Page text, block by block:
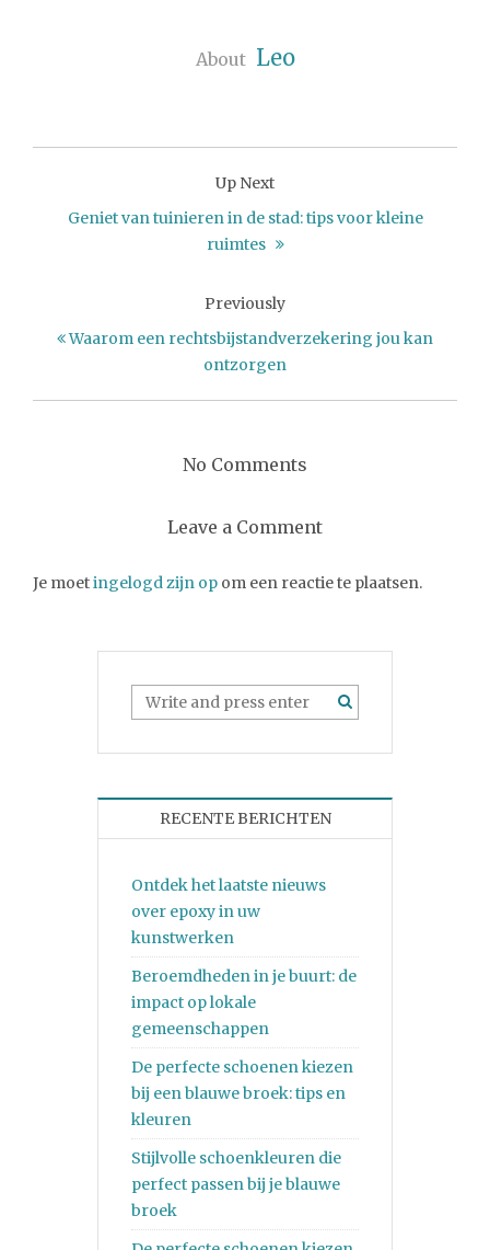
About Leo
Up Next
Geniet van tuinieren in de stad: tips voor kleine
ruimtes
Previously
Waarom een rechtsbijstandverzekering jou kan
ontzorgen
No Comments
Leave a Comment
Je moetingelogd zijn op om een reactie te plaatsen.
RECENTE BERICHTEN
Ontdek het laatste nieuws
over epoxy in uw
kunstwerken
Beroemdheden in je buurt: de
impact op lokale
gemeenschappen
De perfecte schoenen kiezen
bij een blauwe broek: tips en
kleuren
Stijlvolle schoenkleuren die
perfect passen bij je blauwe
broek